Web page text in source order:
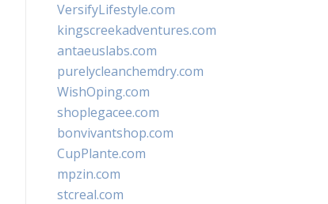
VersifyLifestyle.com
kingscreekadventures.com
antaeuslabs.com
purelycleanchemdry.com
WishOping.com
shoplegacee.com
bonvivantshop.com
CupPlante.com
mpzin.com
stcreal.com